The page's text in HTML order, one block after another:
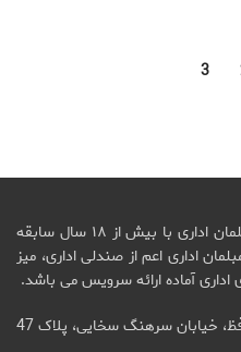
3
گروه صنعتی هیراد طراح اختصاصی مبلمان اداری با بیش از ۱۸ سال سابقه
اداری اعم از صندلی اداری، میز
اداری آماده ارائه سرویس می باشد.
خیابان سرهنگ سخایی، پلاک 47